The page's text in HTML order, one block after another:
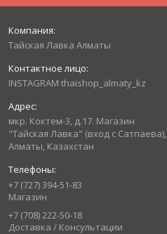
Тайская Лавка Алматы
INSTAGRAM thaishop_almaty_kz
мкр. Коктем-3, д.17. Магазин
"Тайская Лавка" (вход с Сатпаева),
Алматы, Казахстан
+7 (727) 394-51-83
Магазин
+7 (708) 222-50-18
Доставка / Консультации